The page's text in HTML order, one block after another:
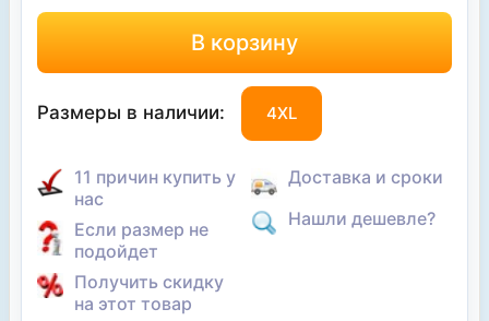
Размеры в наличии: 4XL
11 причин купить у
нас
Если размер не
подойдет
Получить скидку
на этот товар
Доставка и сроки
Нашли дешевле?